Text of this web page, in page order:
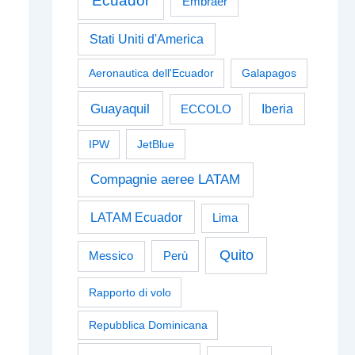
Stati Uniti d'America
Aeronautica dell'Ecuador Galapagos
Guayaquil ECCOLO Iberia
IPW JetBlue
Compagnie aeree LATAM
LATAM Ecuador Lima
Messico Perù Quito
Rapporto di volo
Repubblica Dominicana